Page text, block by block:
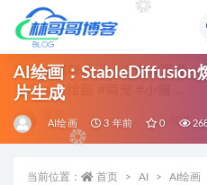
AI绘画：StableDiffusion
片生成
AI绘画 3 年前 0
当前位置： 首页 AI AI绘画